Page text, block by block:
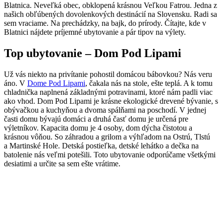
Blatnica. Neveľká obec, obklopená krásnou Veľkou Fatrou. Jedna z
našich obľúbených dovolenkových destinácií na Slovensku. Radi sa
sem vraciame. Na prechádzky, na bajk, do prírody. Čítajte, kde v
Blatnici nájdete príjemné ubytovanie a pár tipov na výlety.
Top ubytovanie – Dom Pod Lipami
Už vás niekto na privítanie pohostil domácou bábovkou? Nás veru
áno. V Dome Pod Lipami, čakala nás na stole, ešte teplá. A k tomu
chladnička naplnená základnými potravinami, ktoré nám padli viac
ako vhod. Dom Pod Lipami je krásne ekologické drevené bývanie, s
obývačkou a kuchyňou a dvoma spálňami na poschodí. V jednej
časti domu bývajú domáci a druhá časť domu je určená pre
výletníkov. Kapacita domu je 4 osoby, dom dýcha čistotou a
krásnou vôňou. So záhradou a grilom a výhľadom na Ostrú, Tlstú
a Martinské Hole. Detská postieľka, detské lehátko a dečka na
batolenie nás veľmi potešili. Toto ubytovanie odporúčame všetkými
desiatimi a určite sa sem ešte vrátime.